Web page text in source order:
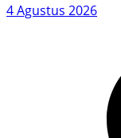
4 Agustus 2026